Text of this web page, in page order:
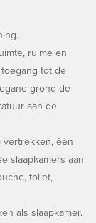
ruime en
tot de
grond de
aan de
vertrekken, één
slaapkamers aan
toilet,
als slaapkamer.